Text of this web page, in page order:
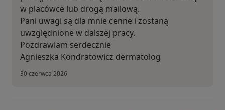
w placówce lub drogą mailową.
Pani uwagi są dla mnie cenne i zostaną
uwzględnione w dalszej pracy.
Pozdrawiam serdecznie
Agnieszka Kondratowicz dermatolog
30 czerwca 2026